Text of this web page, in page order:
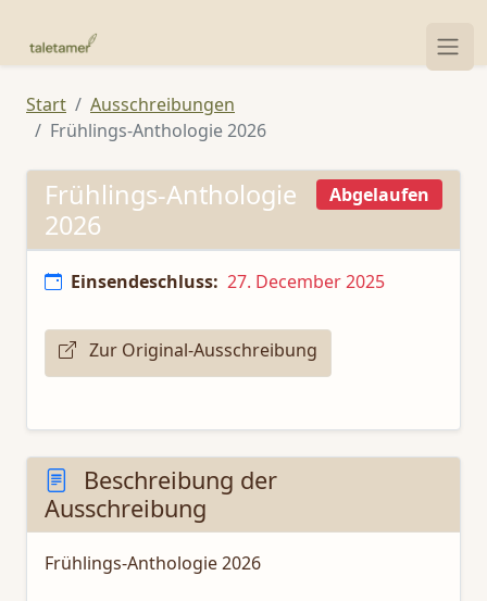
Start
Ausschreibungen
Frühlings-Anthologie 2026
Frühlings-Anthologie
2026
Abgelaufen
Einsendeschluss: 27. December 2025
Zur Original-Ausschreibung
Beschreibung der
Ausschreibung
Frühlings-Anthologie 2026